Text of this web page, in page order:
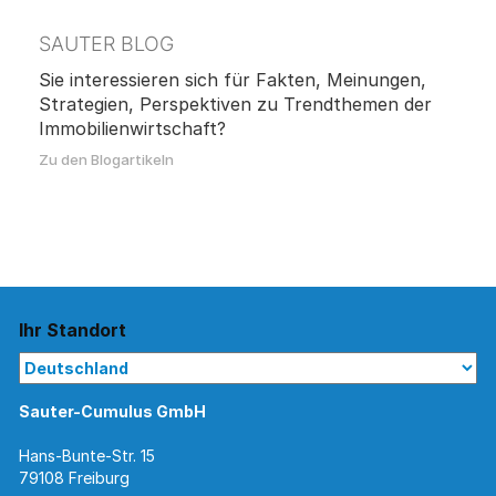
SAUTER BLOG
Sie interessieren sich für Fakten, Meinungen,
Strategien, Perspektiven zu Trendthemen der
Immobilienwirtschaft?
Zu den Blogartikeln
Ihr Standort
Sauter-Cumulus GmbH
Hans-Bunte-Str. 15
79108 Freiburg